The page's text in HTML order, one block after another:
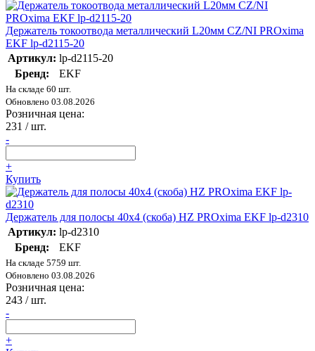
Держатель токоотвода металлический L20мм СZ/NI PROxima
EKF lp-d2115-20
Артикул: lp-d2115-20
Бренд:
EKF
На складе 60 шт.
Обновлено 03.08.2026
Розничная цена:
231 / шт.
-
+
Купить
Держатель для полосы 40х4 (скоба) HZ PROxima EKF lp-d2310
Артикул: lp-d2310
Бренд:
EKF
На складе 5759 шт.
Обновлено 03.08.2026
Розничная цена:
243 / шт.
-
+